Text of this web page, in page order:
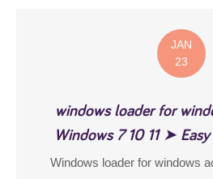
JAN
23
windows loader for
Windows 7 10 11 ➤
Windows loader for windows